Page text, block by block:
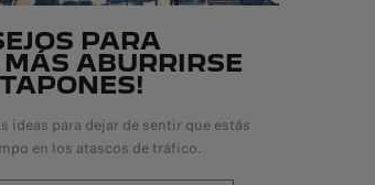
PARA
ABURRIRSE
ideas para dejar de sentir que estás
en los atascos de tráfico.